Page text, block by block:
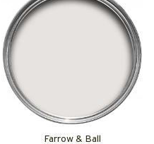
Farrow & Ball